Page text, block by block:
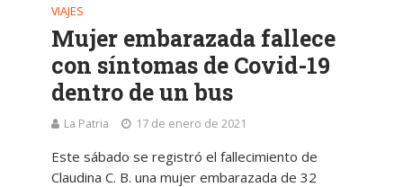
VIAJES
Mujer embarazada fallece
con síntomas de Covid-19
dentro de un bus
La Patria 17 de enero de 2021
Este sábado se registró el fallecimiento de
Claudina C. B. una mujer embarazada de 32